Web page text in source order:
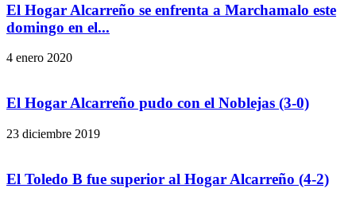
El Hogar Alcarreño se enfrenta a Marchamalo este
domingo en el...
4 enero 2020
El Hogar Alcarreño pudo con el Noblejas (3-0)
23 diciembre 2019
El Toledo B fue superior al Hogar Alcarreño (4-2)